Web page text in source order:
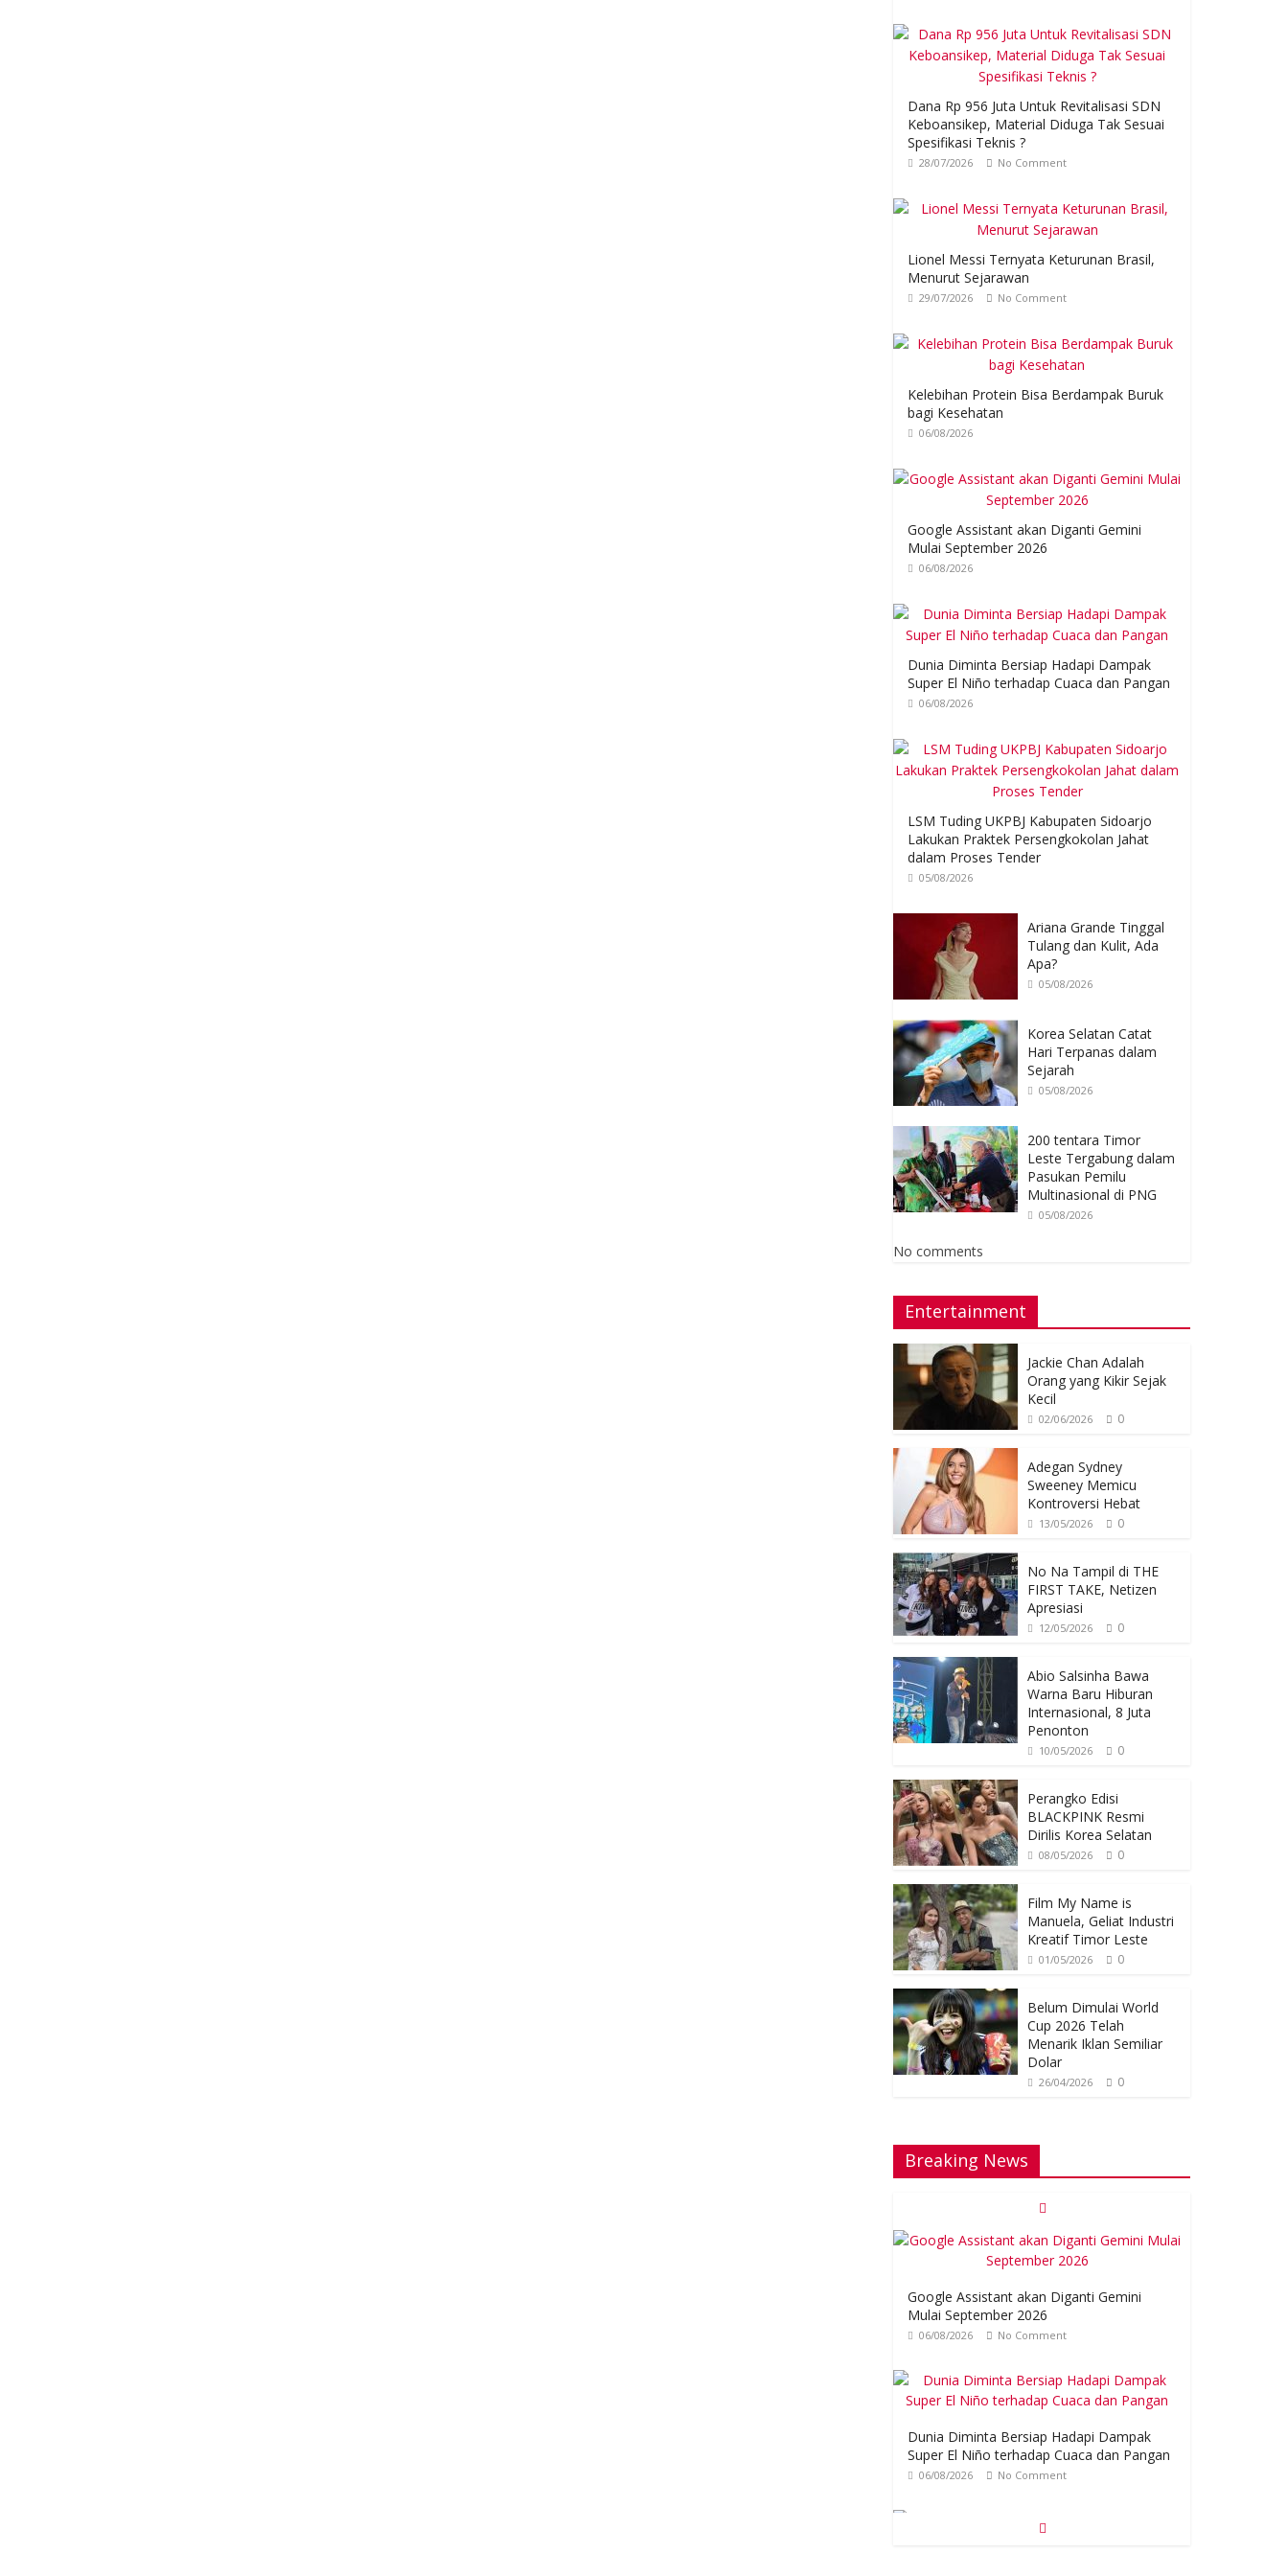
Dana Rp 956 Juta Untuk Revitalisasi SDN
Keboansikep, Material Diduga Tak Sesuai
Spesifikasi Teknis ?
28/07/2026 No Comment
Lionel Messi Ternyata Keturunan Brasil,
Menurut Sejarawan
29/07/2026 No Comment
Kelebihan Protein Bisa Berdampak Buruk
bagi Kesehatan
06/08/2026
Google Assistant akan Diganti Gemini
Mulai September 2026
06/08/2026
Dunia Diminta Bersiap Hadapi Dampak
Super El Niño terhadap Cuaca dan Pangan
06/08/2026
LSM Tuding UKPBJ Kabupaten Sidoarjo
Lakukan Praktek Persengkokolan Jahat
dalam Proses Tender
05/08/2026
Ariana Grande Tinggal
Tulang dan Kulit, Ada
Apa?
05/08/2026
Korea Selatan Catat
Hari Terpanas dalam
Sejarah
05/08/2026
200 tentara Timor
Leste Tergabung dalam
Pasukan Pemilu
Multinasional di PNG
05/08/2026
No comments
Entertainment
Jackie Chan Adalah
Orang yang Kikir Sejak
Kecil
02/06/2026 0
Adegan Sydney
Sweeney Memicu
Kontroversi Hebat
13/05/2026 0
No Na Tampil di THE
FIRST TAKE, Netizen
Apresiasi
12/05/2026 0
Abio Salsinha Bawa
Warna Baru Hiburan
Internasional, 8 Juta
Penonton
10/05/2026 0
Perangko Edisi
BLACKPINK Resmi
Dirilis Korea Selatan
08/05/2026 0
Film My Name is
Manuela, Geliat Industri
Kreatif Timor Leste
01/05/2026 0
Belum Dimulai World
Cup 2026 Telah
Menarik Iklan Semiliar
Dolar
26/04/2026 0
Breaking News
Google Assistant akan Diganti Gemini
Mulai September 2026
06/08/2026 No Comment
Dunia Diminta Bersiap Hadapi Dampak
Super El Niño terhadap Cuaca dan Pangan
06/08/2026 No Comment